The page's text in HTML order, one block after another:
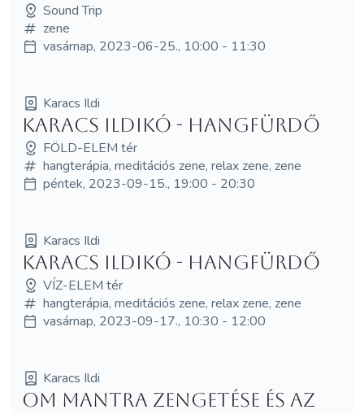
Sound Trip
zene
vasárnap, 2023-06-25., 10:00 - 11:30
Karacs Ildi
Karacs Ildikó - HANGFÜRDŐ
FÖLD-ELEM tér
hangterápia, meditációs zene, relax zene, zene
péntek, 2023-09-15., 19:00 - 20:30
Karacs Ildi
Karacs Ildikó - HANGFÜRDŐ
VÍZ-ELEM tér
hangterápia, meditációs zene, relax zene, zene
vasárnap, 2023-09-17., 10:30 - 12:00
Karacs Ildi
Om mantra zengetése és az